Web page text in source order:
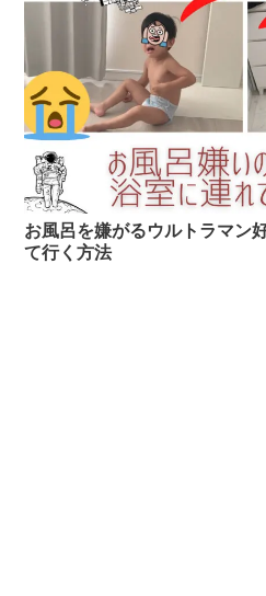
お風呂を嫌がるウルトラマン
て行く方法